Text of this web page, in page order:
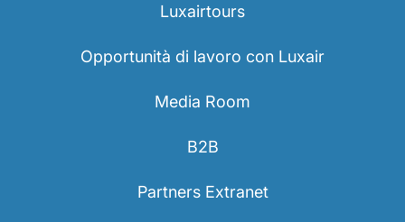
Luxairtours
Opportunità di lavoro con Luxair
Media Room
B2B
Partners Extranet